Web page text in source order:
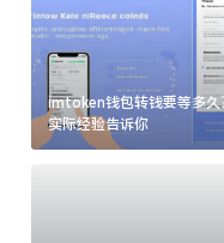
imtoken钱包转钱要等多久
实际经验告诉你